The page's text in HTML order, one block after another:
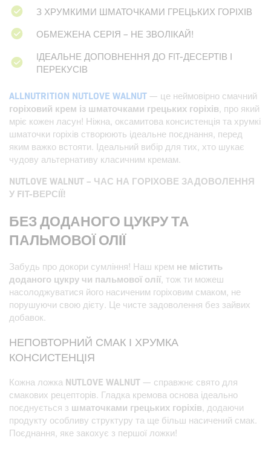
З ХРУМКИМИ ШМАТОЧКАМИ ГРЕЦЬКИХ ГОРІХІВ
ОБМЕЖЕНА СЕРІЯ – НЕ ЗВОЛІКАЙ!
ІДЕАЛЬНЕ ДОПОВНЕННЯ ДО FIT-ДЕСЕРТІВ І
ПЕРЕКУСІВ
ALLNUTRITION NUTLOVE WALNUT— це неймовірно смачний
горіховий крем із шматочками грецьких горіхів , про який
мріє кожен ласун! Ніжна, оксамитова консистенція та хрумкі
шматочки горіхів створюють ідеальне поєднання, перед
яким важко встояти. Ідеальний вибір для тих, хто шукає
чудову альтернативу класичним кремам.
NUTLOVE WALNUT – ЧАС НА ГОРІХОВЕ ЗАДОВОЛЕННЯ
У FIT-ВЕРСІЇ!
БЕЗ ДОДАНОГО ЦУКРУ ТА
ПАЛЬМОВОЇ ОЛІЇ
Забудь про докори сумління! Наш крем не містить
доданого цукру чи пальмової олії, тож ти можеш
насолоджуватися його насиченим горіховим смаком, не
порушуючи свою дієту. Це чисте задоволення без зайвих
добавок.
НЕПОВТОРНИЙ СМАК І ХРУМКА
КОНСИСТЕНЦІЯ
Кожна ложка NUTLOVE WALNUT— справжнє свято для
смакових рецепторів. Гладка кремова основа ідеально
поєднується з шматочками грецьких горіхів, додаючи
продукту особливу структуру та ще більш насичений смак.
Поєднання, яке закохує з першої ложки!